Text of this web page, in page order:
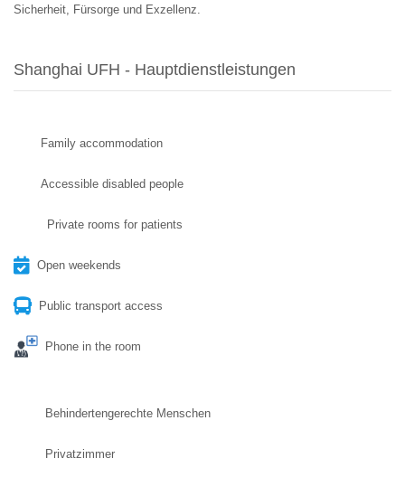
Sicherheit, Fürsorge und Exzellenz.
Shanghai UFH - Hauptdienstleistungen
Family accommodation
Accessible disabled people
Private rooms for patients
Open weekends
Public transport access
Phone in the room
Behindertengerechte Menschen
Privatzimmer